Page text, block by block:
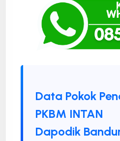
Data Pokok
PKBM INTAN
Dapodik